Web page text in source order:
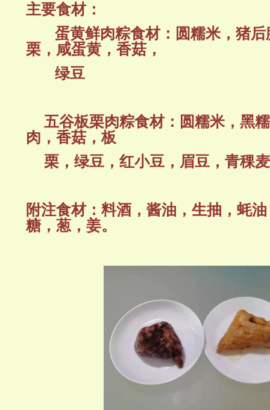
主要食材：
蛋黄鲜肉粽食材：圆糯米，猪
栗，咸蛋黄，香菇，
绿豆
五谷板栗肉粽食材： 圆糯米，黑
肉，香菇，板
栗，绿豆，红小豆，眉豆，青稞
附注食材：料酒，酱油，生抽，蚝
糖，葱，姜。